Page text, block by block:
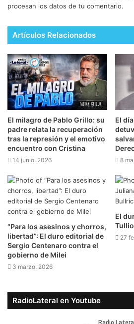
procesan los datos de tu comentario.
Artículos Relacionados
El milagro de Pablo Grillo: su
padre relata la recuperación
tras la represión y el emotivo
encuentro con Cristina
14 junio, 2026
El
8
“Para los asesinos y chorros,
libertad”: El duro editorial de
Sergio Centenaro contra el
gobierno de Milei
3 marzo, 2026
El
27
RadioLateral en Youtube